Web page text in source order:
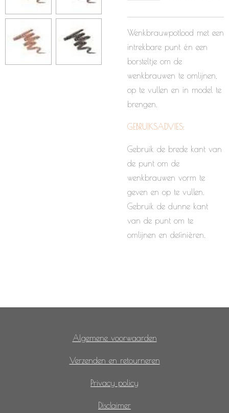
Wenkbrauwpotlood met een
intrekbare punt én een
borsteltje om de
wenkbrauwen te omlijnen,
op te vullen en in model te
brengen.
GEBRUIKSADVIES:
Gebruik de brede kant van
de punt om de
wenkbrauwen vorm te
geven en op te vullen.
Gebruik de dunne kant
van de punt om te
omlijnen en definiëren.
Algemene voorwaarden
Verzenden en retourneren
Privacy policy
Disclaimer